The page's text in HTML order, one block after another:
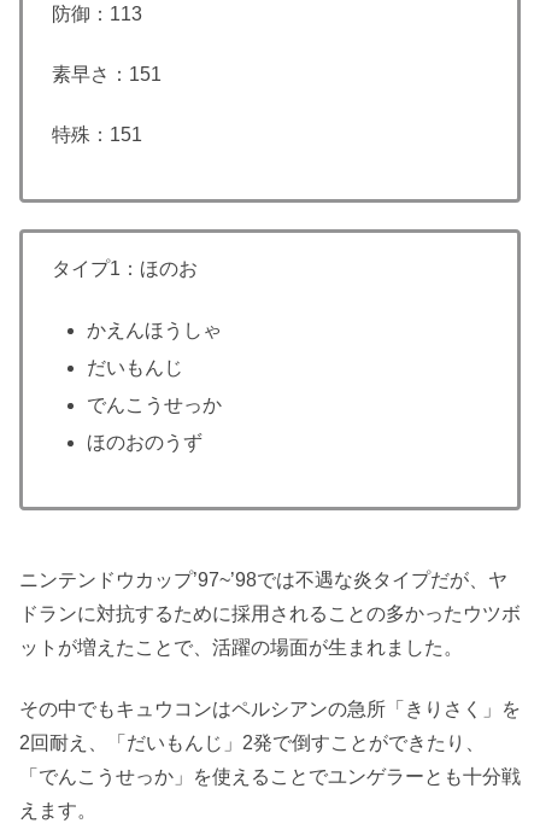
防御：113
素早さ：151
特殊：151
タイプ1：ほのお
かえんほうしゃ
だいもんじ
でんこうせっか
ほのおのうず
ニンテンドウカップ’97~’98では不遇な炎タイプだが、ヤ
ドランに対抗するために採用されることの多かったウツボ
ットが増えたことで、活躍の場面が生まれました。
その中でもキュウコンはペルシアンの急所「きりさく」を
2回耐え、「だいもんじ」2発で倒すことができたり、
「でんこうせっか」を使えることでユンゲラーとも十分戦
えます。